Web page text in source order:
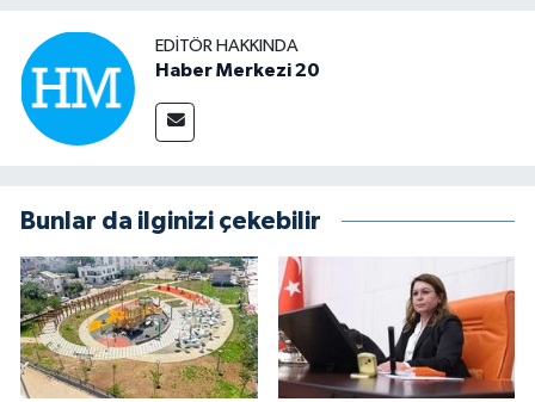
EDITÖR HAKKINDA
Haber Merkezi 20
Bunlar da ilginizi çekebilir